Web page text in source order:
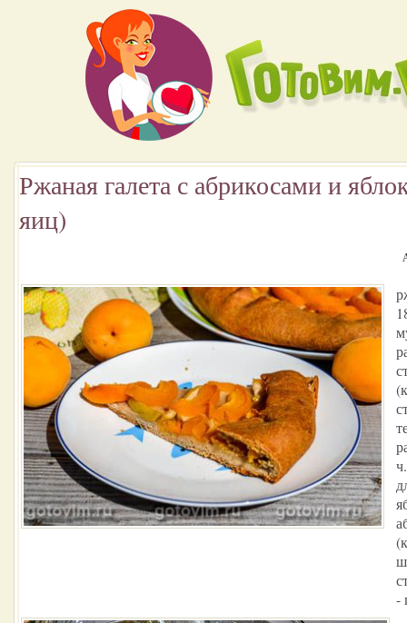
Ржаная галета с абрикосами и
яиц)
-